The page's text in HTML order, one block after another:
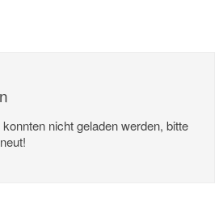
nicht geladen werden, bitte